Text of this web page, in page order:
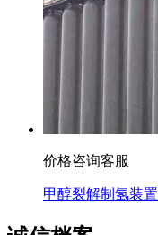
价格咨询客服
甲醇裂解制氢装置